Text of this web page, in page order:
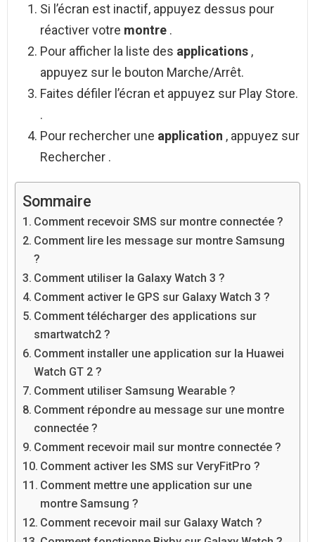
Si l’écran est inactif, appuyez dessus pour
réactiver votre montre .
Pour afficher la liste des applications ,
appuyez sur le bouton Marche/Arrêt.
Faites défiler l’écran et appuyez sur Play Store.
.
Pour rechercher une application , appuyez sur
Rechercher .
Sommaire
Comment recevoir SMS sur montre connectée ?
Comment lire les message sur montre Samsung
?
Comment utiliser la Galaxy Watch 3 ?
Comment activer le GPS sur Galaxy Watch 3 ?
Comment télécharger des applications sur
smartwatch2 ?
Comment installer une application sur la Huawei
Watch GT 2 ?
Comment utiliser Samsung Wearable ?
Comment répondre au message sur une montre
connectée ?
Comment recevoir mail sur montre connectée ?
Comment activer les SMS sur VeryFitPro ?
Comment mettre une application sur une
montre Samsung ?
Comment recevoir mail sur Galaxy Watch ?